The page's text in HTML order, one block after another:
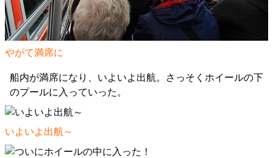
やがて満席に
船内が満席になり、いよいよ出航。さっそくホイールの下
のプールに入っていった。
いよいよ出航～